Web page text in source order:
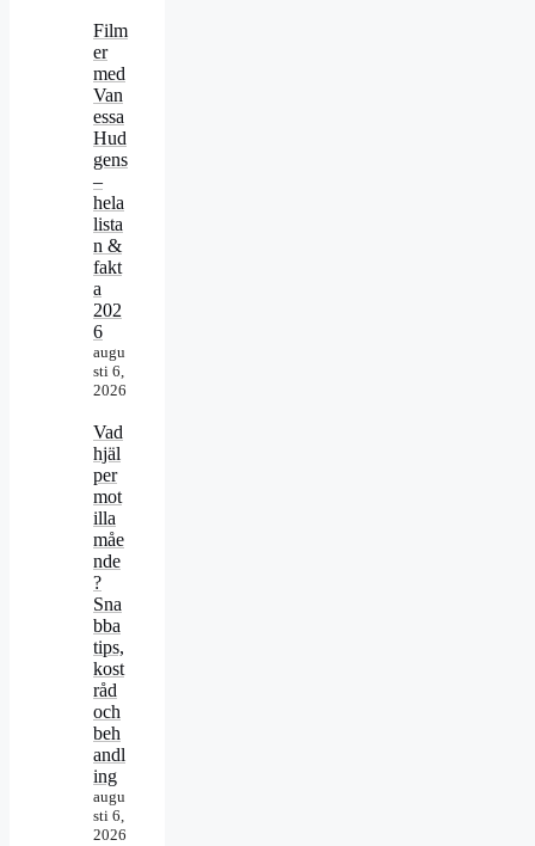
Film
er
med
Van
essa
Hud
gens
–
hela
lista
n &
fakt
a
202
6
augu
sti 6,
2026
Vad
hjäl
per
mot
illa
måe
nde
?
Sna
bba
tips,
kost
råd
och
beh
andl
ing
augu
sti 6,
2026